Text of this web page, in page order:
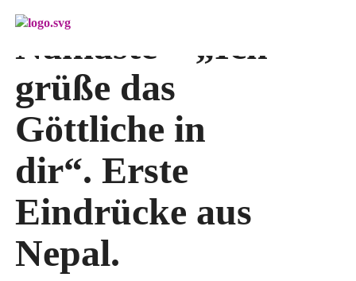
Namasté – „Ich
grüße das
Göttliche in
dir“. Erste
Eindrücke aus
Nepal.